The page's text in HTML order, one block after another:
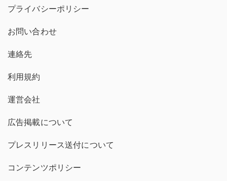
プライバシーポリシー
お問い合わせ
連絡先
利用規約
運営会社
広告掲載について
プレスリリース送付について
コンテンツポリシー